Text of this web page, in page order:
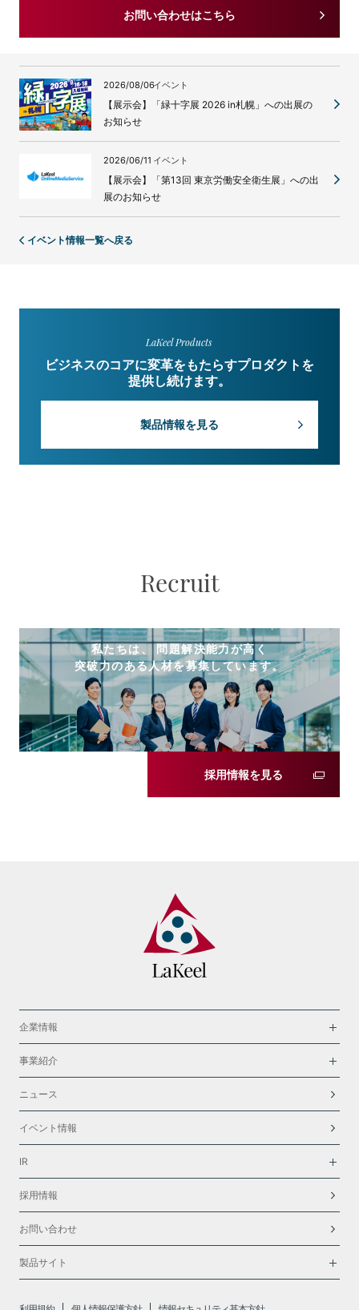
お問い合わせはこちら
2026/08/06イベント
【展示会】「緑十字展 2026 in札幌」への出展の
お知らせ
2026/06/11 イベント
【展示会】「第13回 東京労働安全衛生展」への出
展のお知らせ
イベント情報一覧へ戻る
LaKeel Products
ビジネスのコアに変革をもたらすプロダクトを
提供し続けます。
製品情報を見る
Recruit
私たちは、 問題解決能力が高く
突破力のある人材を募集しています。
採用情報を見る
企業情報
事業紹介
ニュース
イベント情報
IR
採用情報
お問い合わせ
製品サイト